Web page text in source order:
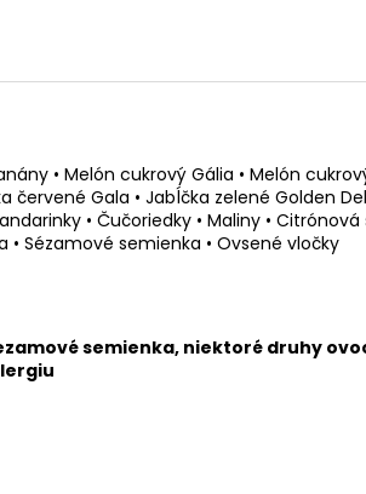
• Melón cukrový Gália • Melón
červené Gala • Jabĺčka zelené Golden
• Čučoriedky • Maliny • Citrónová
Sézamové semienka • Ovsené vločky
semienka, niektoré druhy